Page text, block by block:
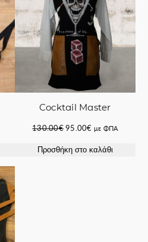
Cocktail Master
130.00€Original
was:
95.00€Η
τιμή
με ΦΠΑ
Προσθήκη στο καλάθι